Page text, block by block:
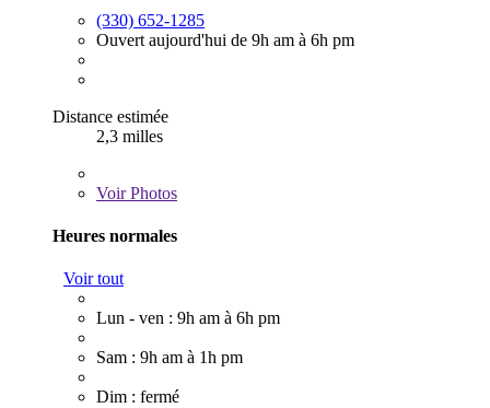
(330) 652-1285
Ouvert aujourd'hui de 9h am à 6h pm
Distance estimée
2,3 milles
VoirPhotos
Heures normales
Voir tout
Lun - ven : 9h am à 6h pm
Sam : 9h am à 1h pm
Dim : fermé